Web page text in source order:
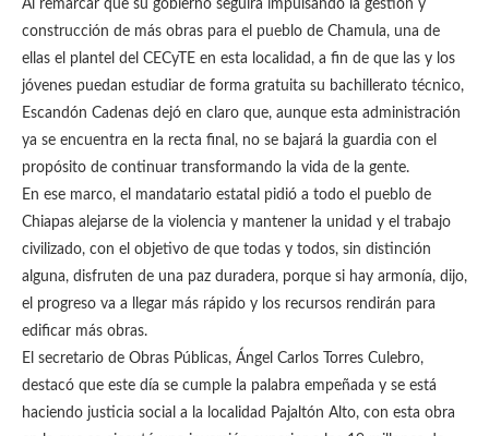
Al remarcar que su gobierno seguirá impulsando la gestión y
construcción de más obras para el pueblo de Chamula, una de
ellas el plantel del CECyTE en esta localidad, a fin de que las y los
jóvenes puedan estudiar de forma gratuita su bachillerato técnico,
Escandón Cadenas dejó en claro que, aunque esta administración
ya se encuentra en la recta final, no se bajará la guardia con el
propósito de continuar transformando la vida de la gente.
En ese marco, el mandatario estatal pidió a todo el pueblo de
Chiapas alejarse de la violencia y mantener la unidad y el trabajo
civilizado, con el objetivo de que todas y todos, sin distinción
alguna, disfruten de una paz duradera, porque si hay armonía, dijo,
el progreso va a llegar más rápido y los recursos rendirán para
edificar más obras.
El secretario de Obras Públicas, Ángel Carlos Torres Culebro,
destacó que este día se cumple la palabra empeñada y se está
haciendo justicia social a la localidad Pajaltón Alto, con esta obra